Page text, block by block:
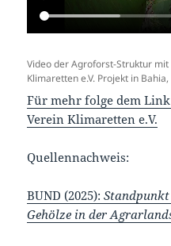
Video der Agroforst-Struktur
Klimaretten e.V. Projekt in
Für mehr folge dem
Verein Klimaretten e.V.
Quellennachweis:
BUND (2025):
Gehölze in der